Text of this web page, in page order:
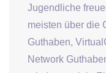
Jugendliche
meisten über die
Guthaben,
Network